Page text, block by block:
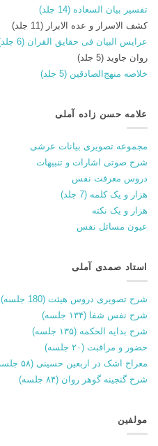
تفسیر بیان السعاده (14 جلد)
کشف الاسرار و عده الابرار (11 جلد)
عرایس البیان فی حقایق القران (6 جلد)
روان جاوید (5 جلد)
خلاصه منهج‌الصادقین (5 جلد)
علامه حسن زاده آملی
مجموعه تصویری بیانات عرشی
شرح صوتی اشارات و تنبیهات
دروس معرفت نفس
هزار و یک کلمه (7 جلد)
هزار و یک نکته
عیون مسائل نفس
استاد صمدی آملی
شرح تصویری دروس هیئت (180 جلسه)
شرح نفس شفا (۱۳۴ جلسه)
شرح بدایه الحکمه (۱۳۵ جلسه)
حضور و مراقبت (۲۰ جلسه)
معراج اشک در اربعین حسینی (۵۸ جلسه)
شرح گنجینه گوهر روان (۸۴ جلسه)
مولفین